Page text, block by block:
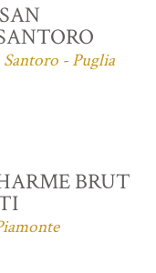
- Puglia
BRUT